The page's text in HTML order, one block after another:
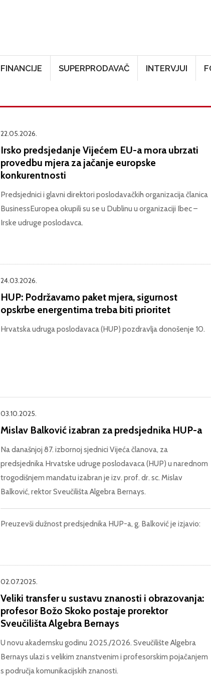
FINANCIJE SUPERPRODAVAČ INTERVJUI
22.05.2026.
Irsko predsjedanje Vijećem EU-a mora ubrzati
provedbu mjera za jačanje europske
konkurentnosti
Predsjednici i glavni direktori poslodavačkih organizacija članica
BusinessEuropea okupili su se u Dublinu u organizaciji Ibec –
Irske udruge poslodavca.
24.03.2026.
HUP: Podržavamo paket mjera, sigurnost
opskrbe energentima treba biti prioritet
Hrvatska udruga poslodavaca (HUP) pozdravlja donošenje 10.
03.10.2025.
Mislav Balković izabran za predsjednika HUP-a
Na današnjoj 87. izbornoj sjednici Vijeća članova, za
predsjednika Hrvatske udruge poslodavaca (HUP) u narednom
trogodišnjem mandatu izabran je izv. prof. dr. sc. Mislav
Balković, rektor Sveučilišta Algebra Bernays.
Preuzevši dužnost predsjednika HUP-a, g. Balković je izjavio:
02.07.2025.
Veliki transfer u sustavu znanosti i obrazovanja:
profesor Božo Skoko postaje prorektor
Sveučilišta Algebra Bernays
U novu akademsku godinu 2025./2026. Sveučilište Algebra
Bernays ulazi s velikim znanstvenim i profesorskim pojačanjem
s područja komunikacijskih znanosti.